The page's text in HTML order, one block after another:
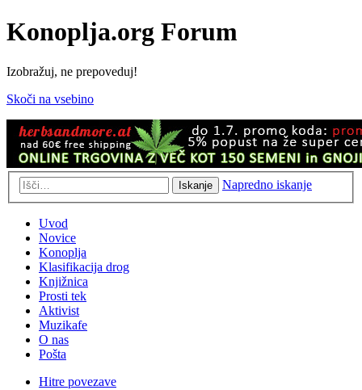
Konoplja.org Forum
Izobražuj, ne prepoveduj!
Skoči na vsebino
Iskanje Napredno iskanje
Uvod
Novice
Konoplja
Klasifikacija drog
Knjižnica
Prosti tek
Aktivist
Muzikafe
O nas
Pošta
Hitre povezave